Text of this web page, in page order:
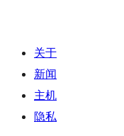
关于
新闻
主机
隐私